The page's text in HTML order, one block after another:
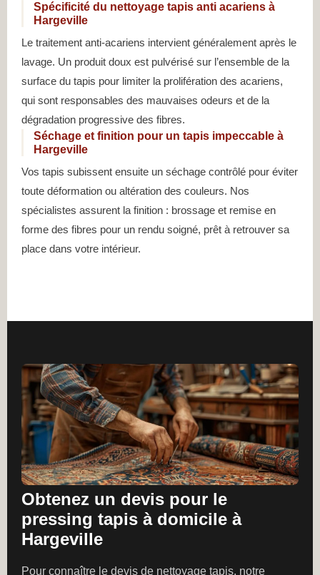
Spécificité du nettoyage tapis anti acariens à
Hargeville
Le traitement anti-acariens intervient généralement après le
lavage. Un produit doux est pulvérisé sur l’ensemble de la
surface du tapis pour limiter la prolifération des acariens,
qui sont responsables des mauvaises odeurs et de la
dégradation progressive des fibres.
Séchage et finition pour un tapis impeccable à
Hargeville
Vos tapis subissent ensuite un séchage contrôlé pour éviter
toute déformation ou altération des couleurs. Nos
spécialistes assurent la finition : brossage et remise en
forme des fibres pour un rendu soigné, prêt à retrouver sa
place dans votre intérieur.
Obtenez un devis pour le
pressing tapis à domicile à
Hargeville
Pour connaître le devis de nettoyage tapis, notre